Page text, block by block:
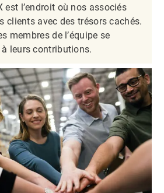
est l’endroit où nos associés
clients avec des trésors cachés.
membres de l’équipe se
leurs contributions.​​​​​​​